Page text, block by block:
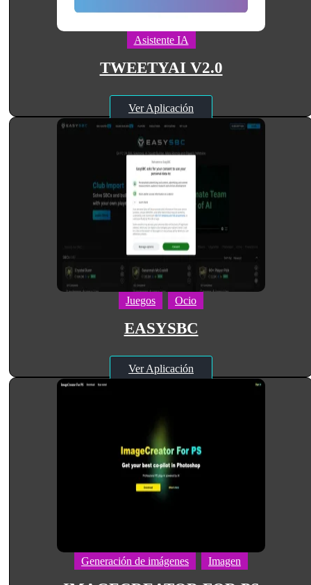
Asistente IA
TWEETYAI V2.0
Ver Aplicación
Juegos Ocio
EASYSBC
Ver Aplicación
Generación de imágenes Imagen